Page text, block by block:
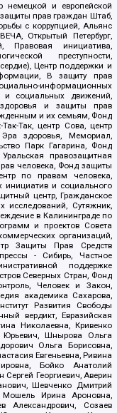
немецкой и европейской
прав граждан Штаб,
с коррупцией, Альянс
Открытый Петербург,
Правовая инициатива,
преступности,
Центр поддержки и
В защиту прав
информационных
и социальных движений,
и защиты прав
и их семьям, Фонд
Так, центр Сова, центр
здоровья, Мемориал,
Парк Гагарина, Фонд
правозащитная
человека, Фонд защиты
по правам человека,
инициатив и социального
центр, Гражданское
исследований, Сутяжник,
в Калининграде по
и проектов Совета
организаций,
Защиты Прав Средств
- Сибирь, Частное
поддержке
Северных Стран, Фонд
Человек и Закон,
академика Сахарова,
Развития Свободы
вердикт, Евразийская
Николаевна, Кривенко
Юрьевич, Шнырова Ольга
Ольга Борисовна,
Евгеньевна, Ривина
Бойко Анатолий
Георгиевич, Аверин
Шевченко Дмитрий
Мошель Ирина Ароновна,
Александрович, Созаев